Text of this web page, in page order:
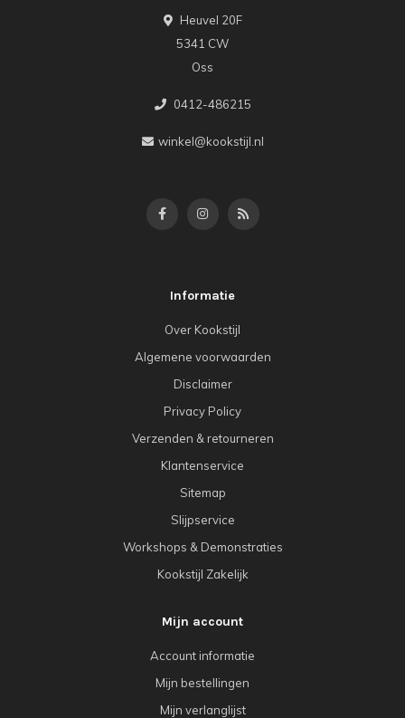
Heuvel 20F
5341 CW
Oss
0412-486215
winkel@kookstijl.nl
Informatie
Over Kookstijl
Algemene voorwaarden
Disclaimer
Privacy Policy
Verzenden & retourneren
Klantenservice
Sitemap
Slijpservice
Workshops & Demonstraties
Kookstijl Zakelijk
Mijn account
Account informatie
Mijn bestellingen
Mijn verlanglijst